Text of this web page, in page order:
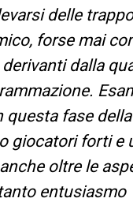
delle
forse mai
dalla
questa fase
giocatori forti e
oltre le
entusiasmo